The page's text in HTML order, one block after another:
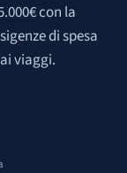
con la
di spesa
viaggi.